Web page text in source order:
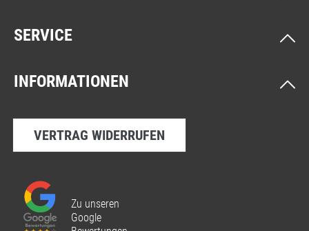
SERVICE
INFORMATIONEN
VERTRAG WIDERRUFEN
Zu unseren
Google